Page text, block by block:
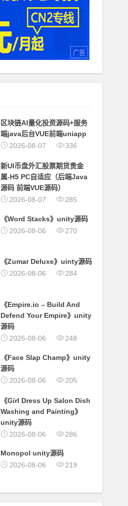
区块链AI量化投资源码+服务
端java后台VUE前端uniapp
2026-08-07
336
新UI币盘外汇股票期货贵金
属-H5 PC自适应（后端Java
源码 前端VUE源码）
2026-08-07
285
《Word Stacks》unity源码
2026-08-06
270
《Zumar Deluxe》uinty源码
2026-08-06
284
《Empire.io – Build And
Defend Your Empire》unity
源码
2026-08-06
248
《Face Slap Champ》unity
源码
2026-08-06
205
《Girl Dress Up Salon Dish
Washing and Painting》
unity源码
2026-08-06
286
Monopol unity源码
2026-08-06
219